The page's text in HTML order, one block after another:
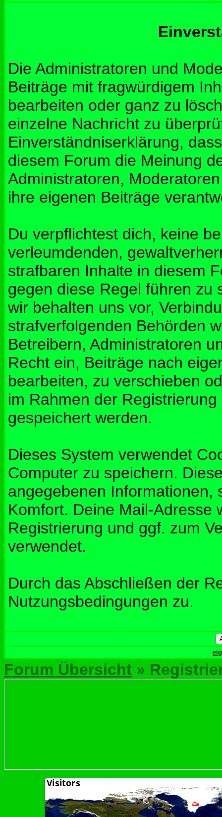
Die Administratoren und
Beiträge mit fragwürdigem
bearbeiten oder ganz zu
einzelne Nachricht zu
Einverständniserklärung,
diesem Forum die Meinung
Administratoren,
ihre eigenen Beiträge
Du verpflichtest dich, keine
verleumdenden,
strafbaren Inhalte in diesem
gegen diese Regel führen zu
wir behalten uns vor,
strafverfolgenden Behörden
Betreibern, Administratoren
Recht ein, Beiträge nach
bearbeiten, zu verschieben
im Rahmen der
gespeichert werden.
Dieses System verwendet
Computer zu speichern.
angegebenen Informationen,
Komfort. Deine Mail-Adresse
Registrierung und ggf. zum
verwendet.
Durch das Abschließen der
Nutzungsbedingungen zu.
Forum Übersicht »